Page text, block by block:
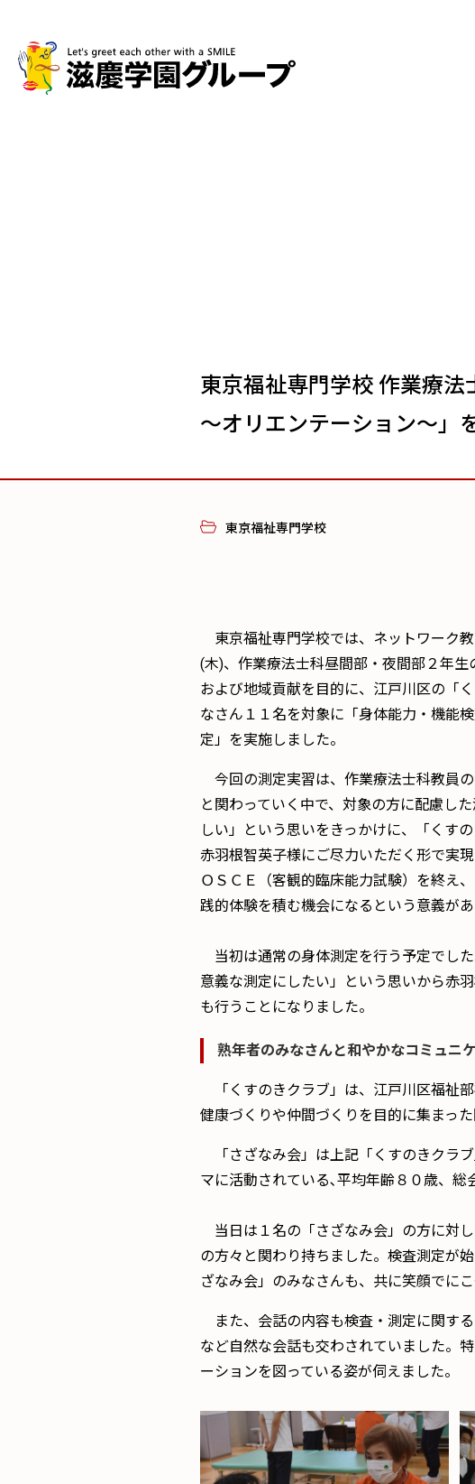
東京福祉専門学校 作業療
～オリエンテーション～」
東京福祉専門学校
東京福祉専門学校では、ネットワーク
(木)、作業療法士科昼間部・夜間部２年
および地域貢献を目的に、江戸川区の「
なさん１１名を対象に「身体能力・機能
定」を実施しました。
今回の測定実習は、作業療法士科教員
と関わっていく中で、対象の方に配慮し
しい」という思いをきっかけに、「くす
赤羽根智英子様にご尽力いただく形で実
ＯＳＣＥ（客観的臨床能力試験）を終え
践的体験を積む機会になるという意義があ
当初は通常の身体測定を行う予定でし
意義な測定にしたい」という思いから赤
も行うことになりました。
熟年者のみなさんと和やかなコミュニ
「くすのきクラブ」は、江戸川区福祉
健康づくりや仲間づくりを目的に集まっ
「さざなみ会」は上記「くすのきクラ
マに活動されている､平均年齢８０歳、総
当日は１名の「さざなみ会」の方に対
の方々と関わり持ちました。検査測定が
ざなみ会」のみなさんも、共に笑顔でに
また、会話の内容も検査・測定に関す
など自然な会話も交わされていました。
ーションを図っている姿が伺えました。